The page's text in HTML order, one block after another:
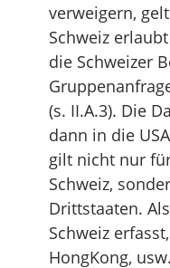
verweigern,
Schweiz
die Schweizer
(s. II.A.3). Die
dann in die
gilt nicht nur
Schweiz,
Drittstaaten.
Schweiz
HongKong, usw.